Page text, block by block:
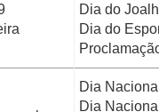
Dia do
Dia do
Dia
Dia